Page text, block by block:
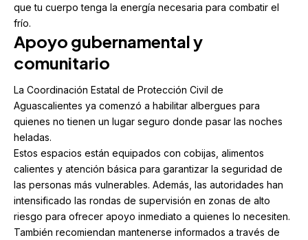
que tu cuerpo tenga la energía necesaria para combatir el
frío.
Apoyo gubernamental y
comunitario
La Coordinación Estatal de Protección Civil de
Aguascalientes ya comenzó a habilitar albergues para
quienes no tienen un lugar seguro donde pasar las noches
heladas.
Estos espacios están equipados con cobijas, alimentos
calientes y atención básica para garantizar la seguridad de
las personas más vulnerables. Además, las autoridades han
intensificado las rondas de supervisión en zonas de alto
riesgo para ofrecer apoyo inmediato a quienes lo necesiten.
También recomiendan mantenerse informados a través de